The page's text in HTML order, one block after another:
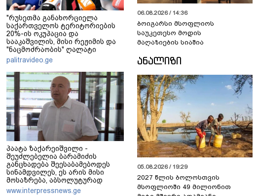
"რუსეთმა განახორციელა
საქართველოს ტერიტორიების
20%-ის ოკუპაცია და
სააკაშვილის, მისი რეჟიმის და
"ნაცმოძრაობის" ღალატი
ვერანაირად ვერ გადაფარავს
ამ დანაშაულს" - ირაკლი
კობახიძე
palitravideo.ge
პაატა ზაქარეიშვილი -
შეუძლებელია ბარამიძის
განცხადება შეესაბამებოდეს
სინამდვილეს, ეს არის მისი
მოსაზრება, აბსოლუტურად
ამოვარდნილი რეალობიდან -
www.interpressnews.ge
06.08.2026 / 14:36
ბოიგარსი მსოფლიოს
საუკეთესო მოდის
მაღაზიების სიაშია
ᲐᲜᲐᲚᲘᲖᲘ
05.08.2026 / 19:29
2027 წლის ბოლოსთვის
მსოფლიოში 49 მილიონით